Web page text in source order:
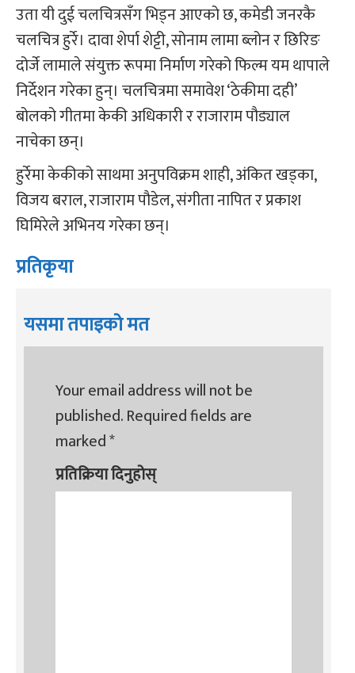
उता यी दुई चलचित्रसँग भिड्न आएको छ, कमेडी जनरकै
चलचित्र हुर्रे। दावा शेर्पा शेट्टी, सोनाम लामा ब्लोन र छिरिङ
दोर्जे लामाले संयुक्त रूपमा निर्माण गरेको फिल्म यम थापाले
निर्देशन गरेका हुन्। चलचित्रमा समावेश ‘ठेकीमा दही’
बोलको गीतमा केकी अधिकारी र राजाराम पौड्याल
नाचेका छन्।
हुर्रेमा केकीको साथमा अनुपविक्रम शाही, अंकित खड्का,
विजय बराल, राजाराम पौडेल, संगीता नापित र प्रकाश
घिमिरेले अभिनय गरेका छन्।
प्रतिकृया
यसमा तपाइको मत
Your email address will not be
published.Required fields are
marked*
प्रतिक्रिया दिनुहोस्